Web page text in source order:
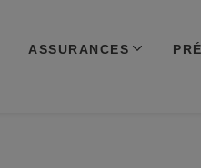
ASSURANCES